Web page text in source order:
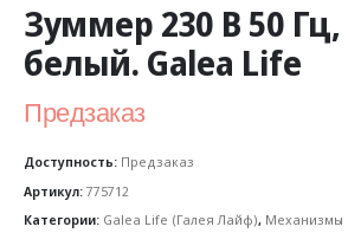
Зуммер 230 В 50 Гц,
белый. Galea Life
Предзаказ
Доступность: Предзаказ
Артикул: 775712
Категории: Galea Life (Галея Лайф), Механизмы